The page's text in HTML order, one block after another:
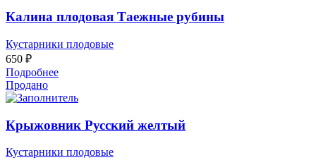
Калина плодовая Таежные рубины
Кустарники плодовые
650 ₽
Подробнее
Продано
Крыжовник Русский желтый
Кустарники плодовые